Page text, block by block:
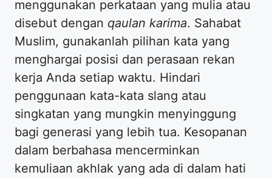
menggunakan perkataan yang mulia atau
disebut dengan qaulan karima. Sahabat
Muslim, gunakanlah pilihan kata yang
menghargai posisi dan perasaan rekan
kerja Anda setiap waktu. Hindari
penggunaan kata-kata slang atau
singkatan yang mungkin menyinggung
bagi generasi yang lebih tua. Kesopanan
dalam berbahasa mencerminkan
kemuliaan akhlak yang ada di dalam hati